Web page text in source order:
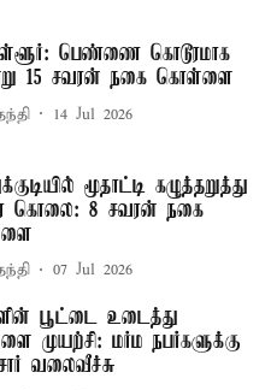
பெண்ணை கொடூரமாக
15 சவரன் நகை கொள்ளை
14 Jul 2026
மூதாட்டி கழுத்தறுத்து
கொலை: 8 சவரன் நகை
07 Jul 2026
பூட்டை உடைத்து
முயற்சி: மர்ம நபர்களுக்கு
வலைவீச்சு